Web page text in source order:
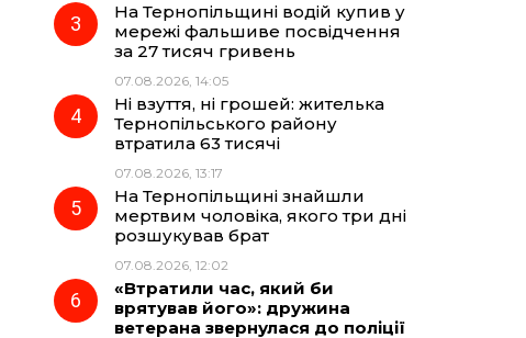
На Тернопільщині водій купив у
мережі фальшиве посвідчення
за 27 тисяч гривень
07.08.2026, 14:05
Ні взуття, ні грошей: жителька
Тернопільського району
втратила 63 тисячі
07.08.2026, 13:17
На Тернопільщині знайшли
мертвим чоловіка, якого три дні
розшукував брат
07.08.2026, 12:02
«Втратили час, який би
врятував його»: дружина
ветерана звернулася до поліції